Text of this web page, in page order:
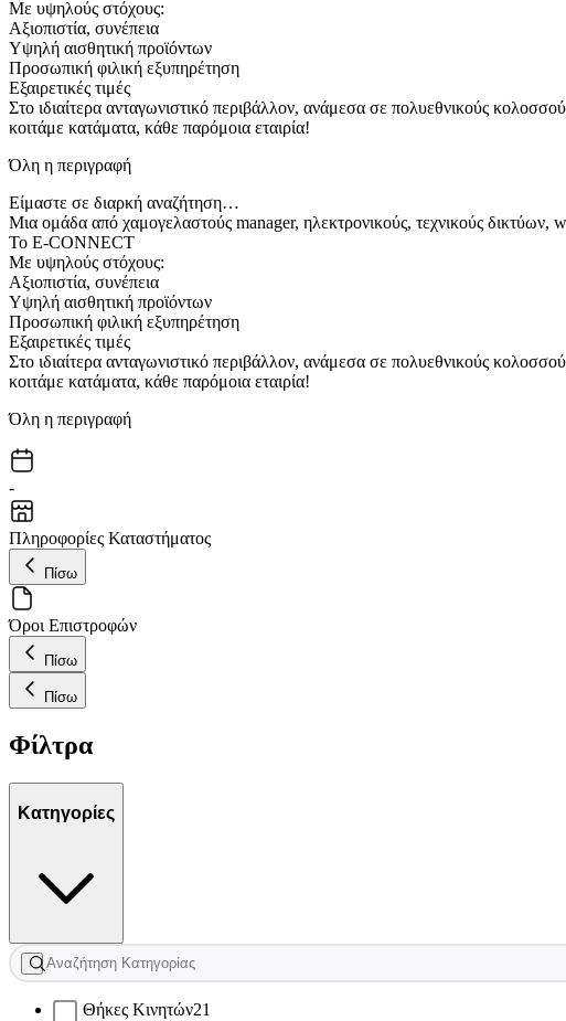
Με υψηλούς στόχους:
Αξιοπιστία, συνέπεια
Υψηλή αισθητική προϊόντων
Προσωπική φιλική εξυπηρέτηση
Εξαιρετικές τιμές
Στο ιδιαίτερα ανταγωνιστικό περιβάλλον, ανάμεσα σε πολυεθνικούς
κοιτάμε κατάματα, κάθε παρόμοια εταιρία!
Όλη η περιγραφή
Είμαστε σε διαρκή αναζήτηση…
Μια ομάδα από χαμογελαστούς manager, ηλεκτρονικoύς, τεχνικούς δικτύων,
Το E-CONNECT
Με υψηλούς στόχους:
Αξιοπιστία, συνέπεια
Υψηλή αισθητική προϊόντων
Προσωπική φιλική εξυπηρέτηση
Εξαιρετικές τιμές
Στο ιδιαίτερα ανταγωνιστικό περιβάλλον, ανάμεσα σε πολυεθνικούς
κοιτάμε κατάματα, κάθε παρόμοια εταιρία!
Όλη η περιγραφή
-
Πληροφορίες Καταστήματος
Πίσω
Όροι Επιστροφών
Πίσω
Πίσω
Φίλτρα
Κατηγορίες
Θήκες Κινητών21